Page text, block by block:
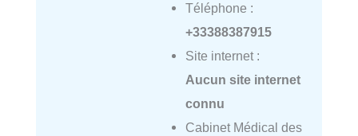
Téléphone :
+33388387915
Site internet :
Aucun site internet
connu
Cabinet Médical des